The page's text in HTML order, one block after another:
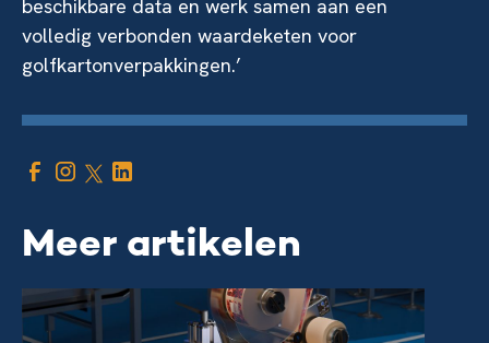
beschikbare data en werk samen aan een
volledig verbonden waardeketen voor
golfkartonverpakkingen.’
Meer artikelen